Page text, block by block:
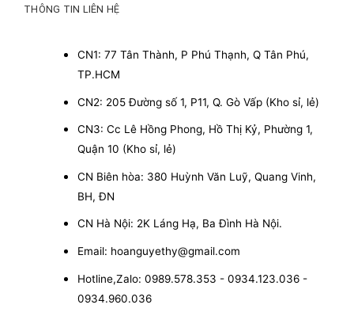
THÔNG TIN LIÊN HỆ
CN1: 77 Tân Thành, P Phú Thạnh, Q Tân Phú,
TP.HCM
CN2: 205 Đường số 1, P11, Q. Gò Vấp (Kho sỉ, lẻ)
CN3: Cc Lê Hồng Phong, Hồ Thị Kỷ, Phường 1,
Quận 10 (Kho sỉ, lẻ)
CN Biên hòa: 380 Huỳnh Văn Luỹ, Quang Vinh,
BH, ĐN
CN Hà Nội: 2K Láng Hạ, Ba Đình Hà Nội.
Email: hoanguyethy@gmail.com
Hotline,Zalo: 0989.578.353 - 0934.123.036 -
0934.960.036